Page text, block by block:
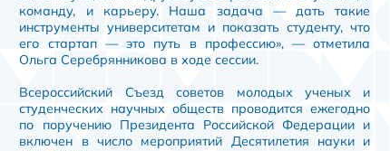
команду, и карьеру. Наша задача — дать такие
инструменты университетам и показать студенту, что
его стартап — это путь в профессию», — отметила
Ольга Серебрянникова в ходе сессии.
Всероссийский Съезд советов молодых ученых и
студенческих научных обществ проводится ежегодно
по поручению Президента Российской Федерации и
включен в число мероприятий Десятилетия науки и